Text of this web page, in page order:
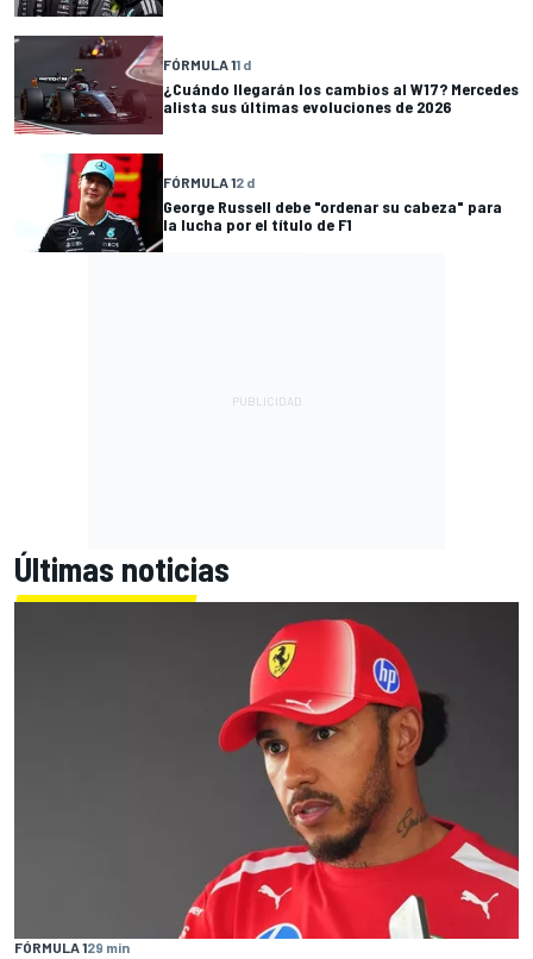
FÓRMULA 11 d
¿Cuándo llegarán los cambios al W17? Mercedes
alista sus últimas evoluciones de 2026
FÓRMULA 12 d
George Russell debe "ordenar su cabeza" para
la lucha por el título de F1
Últimas noticias
FÓRMULA 129 min